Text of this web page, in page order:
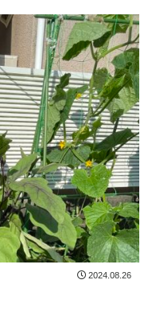
2024.08.26